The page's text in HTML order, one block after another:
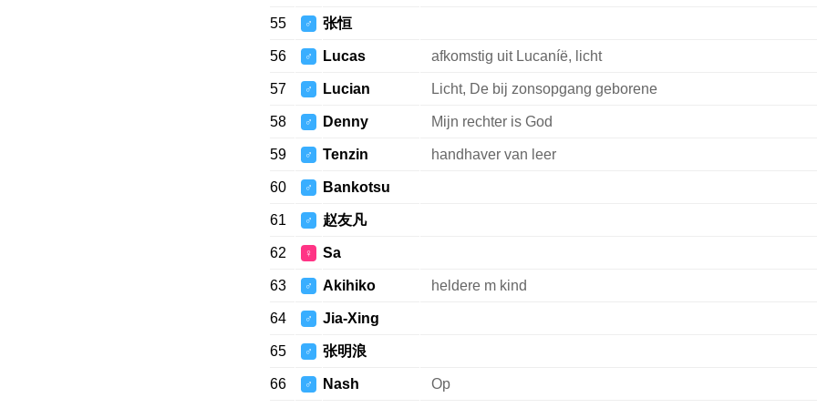
55 ♂ 张恒
56 ♂ Lucas afkomstig uit Lucaníë, licht
57 ♂ Lucian Licht, De bij zonsopgang geborene
58 ♂ Denny Mijn rechter is God
59 ♂ Tenzin handhaver van leer
60 ♂ Bankotsu
61 ♂ 赵友凡
62 ♀ Sa
63 ♂ Akihiko heldere m kind
64 ♂ Jia-Xing
65 ♂ 张明浪
66 ♂ Nash Op